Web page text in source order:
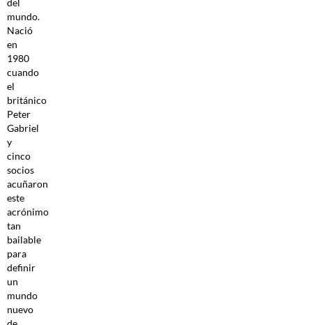
mundo.
Nació
en
1980
cuando
el
británico
Peter
Gabriel
y
cinco
socios
acuñaron
este
acrónimo
tan
bailable
para
definir
un
mundo
nuevo